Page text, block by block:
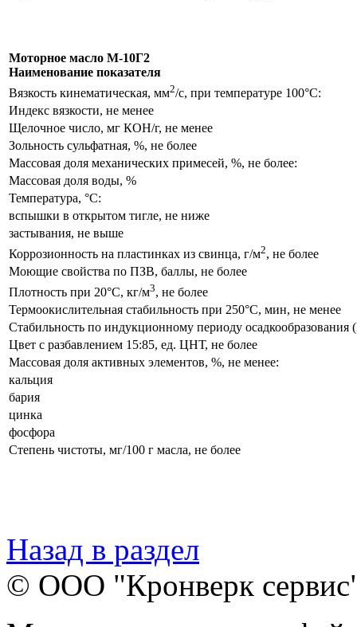
Моторное масло М-10Г2
Наименование показателя
Вязкость кинематическая, мм2/с, при температуре 100°С:
Индекс вязкости, не менее
Щелочное число, мг КОН/г, не менее
Зольность сульфатная, %, не более
Массовая доля механических примесей, %, не более:
Массовая доля воды, %
Температура, °С:
вспышки в открытом тигле, не ниже
застывания, не выше
Коррозионность на пластинках из свинца, г/м2, не более
Моющие свойства по ПЗВ, баллы, не более
Плотность при 20°С, кг/м3, не более
Термоокислительная стабильность при 250°С, мин, не менее
Стабильность по индукционному периоду
Цвет с разбавлением 15:85, ед. ЦНТ, не более
Массовая доля активных элементов, %, не менее:
кальция
бария
цинка
фосфора
Степень чистоты, мг/100 г масла, не более
Назад в раздел
© ООО "Кронверк